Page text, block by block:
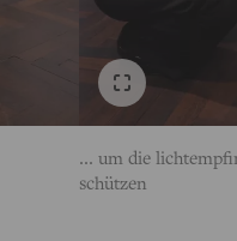
... um die
schützen